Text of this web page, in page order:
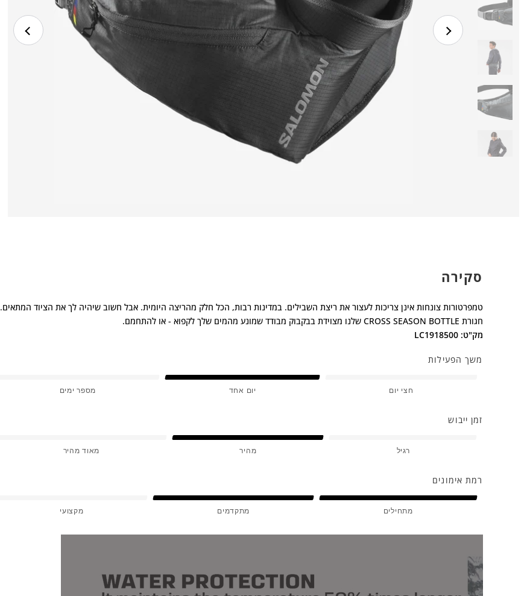
סקירה
טמפרטורות צונחות אינן צריכות לעצור את ריצת השבילים. במדינות רבות, הכל חלק מהריצה היומית. אבל חשוב שיהיה לך את הציוד המתאים.
חגורת CROSS SEASON BOTTLE שלנו מצוידת בבקבוק מבודד שמונע מהמים שלך לקפוא - או להתחמם.
מק"ט: LC1918500
משך הפעילות
חצי יום יום אחד מספר ימים
זמן ייבוש
רגיל מהיר מאוד מהיר
רמת אימונים
מתחילים מתקדמים מקצועי